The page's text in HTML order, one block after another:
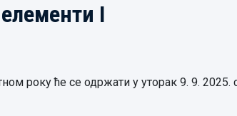
I
року ће се одржати у уторак 9. 9. 2025.